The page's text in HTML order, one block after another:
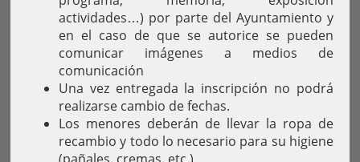
actividades…) por parte del Ayuntamiento y
en el caso de que se autorice se pueden
comunicar imágenes a medios de
comunicación
Una vez entregada la inscripción no podrá
realizarse cambio de fechas.
Los menores deberán de llevar la ropa de
recambio y todo lo necesario para su higiene